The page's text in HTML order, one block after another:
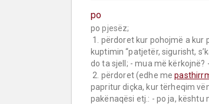
po
po pjesëz;
kuptimin “patjetër, sigurisht,
do ta sjell; - mua më kërkojnë?
2. përdoret (edhe me
papritur diçka, kur tërheqim
pakënaqësi etj.: - po ja, kështu